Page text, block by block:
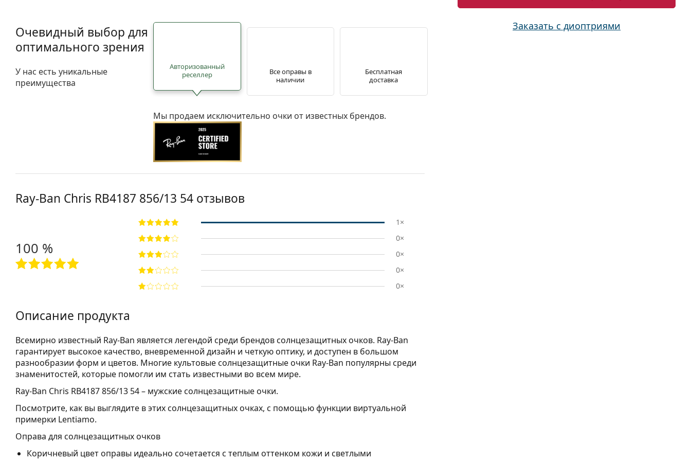
Заказать с диоптриями
Очевидный выбор для
оптимального зрения
У нас есть уникальные
преимущества
Авторизованный
реселлер
Все оправы в
наличии
Бесплатная
доставка
Мы продаем исключительно очки от известных брендов.
Ray-Ban Chris RB4187 856/13 54 отзывов
100 %
1×
0×
0×
0×
0×
Описание продукта
Всемирно известный Ray-Ban является легендой среди брендов солнцезащитных очков. Ray-Ban
гарантирует высокое качество, вневременной дизайн и четкую оптику, и доступен в большом
разнообразии форм и цветов. Многие культовые солнцезащитные очки Ray-Ban популярны среди
знаменитостей, которые помогли им стать известными во всем мире.
Ray-Ban Chris RB4187 856/13 54– мужские солнцезащитные очки.
Посмотрите, как вы выглядите в этих солнцезащитных очках, с помощью функции виртуальной
примерки Lentiamo.
Оправа для солнцезащитных очков
Коричневый цвет оправы идеально сочетается с теплым оттенком кожи и светлыми